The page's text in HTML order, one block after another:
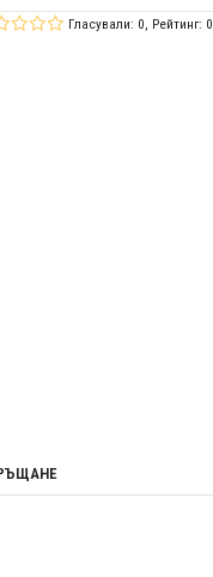
Гласували: 0, Рейтинг: 0